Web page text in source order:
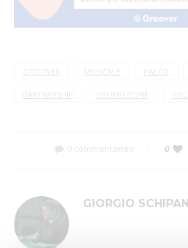
MUSICALE PALCO
PARTNERSHIP
0 commentaires 0
GIORGIO